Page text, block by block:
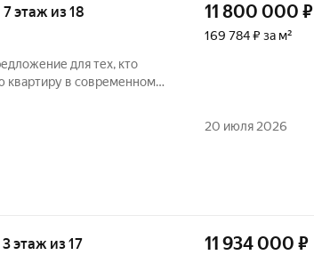
7 этаж из 18
для тех, кто
квартиру в современном
Квартира
11 800 000 ₽
169 784 ₽ за м²
20 июля 2026
этаж из 17 11 934 000 ₽